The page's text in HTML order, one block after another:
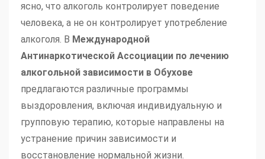
ясно, что алкоголь контролирует поведение
человека, а не он контролирует употребление
алкоголя. В Международной
Антинаркотической Ассоциации по лечению
алкогольной зависимости в Обухове
предлагаются различные программы
выздоровления, включая индивидуальную и
групповую терапию, которые направлены на
устранение причин зависимости и
восстановление нормальной жизни.